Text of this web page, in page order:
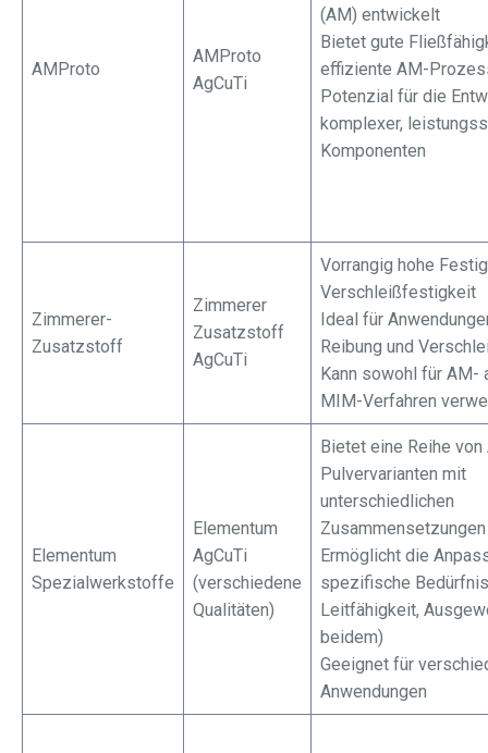
AMProto
AMProto
AgCuTi
(AM) entwickelt
Bietet gute
effiziente AM-
Potenzial für die
komplexer,
Komponenten
Zimmerer-
Zusatzstoff
Zimmerer
Zusatzstoff
AgCuTi
Vorrangig hohe
Verschleißfestigkeit
Ideal für
Reibung und
Kann sowohl für AM-
MIM-Verfahren
Elementum
Spezialwerkstoffe
Elementum
AgCuTi
(verschiedene
Qualitäten)
Bietet eine Reihe von
Pulvervarianten mit
unterschiedlichen
Zusammensetzungen
Ermöglicht die
spezifische
Leitfähigkeit,
beidem)
Geeignet für
Anwendungen